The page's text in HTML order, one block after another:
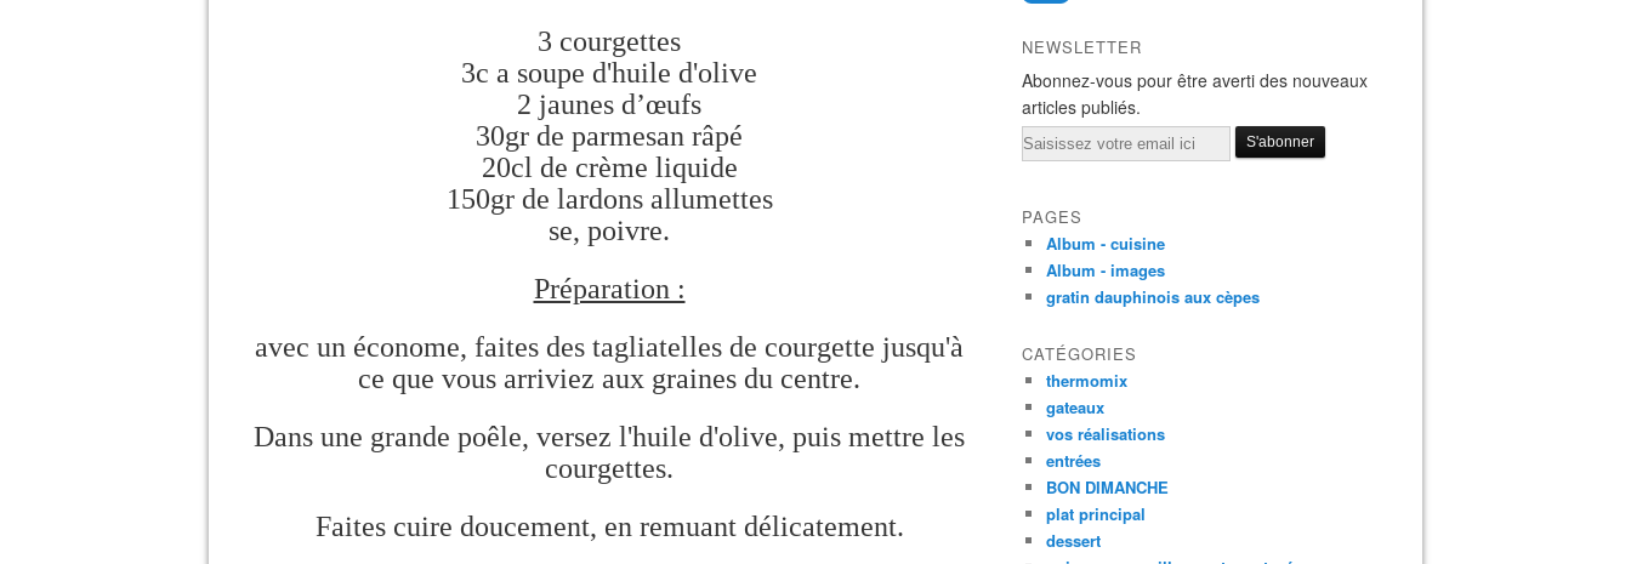
3 courgettes
3c a soupe d'huile d'olive
2 jaunes d’œufs
30gr de parmesan râpé
20cl de crème liquide
150gr de lardons allumettes
se, poivre.
Préparation :
avec un économe, faites des tagliatelles de courgette jusqu'à
ce que vous arriviez aux graines du centre.
Dans une grande poêle, versez l'huile d'olive, puis mettre les
courgettes.
Faites cuire doucement, en remuant délicatement.
NEWSLETTER
Abonnez-vous pour être averti des nouveaux
articles publiés.
Email
PAGES
Album - cuisine
Album - images
gratin dauphinois aux cèpes
CATÉGORIES
thermomix
gateaux
vos réalisations
entrées
BON DIMANCHE
plat principal
dessert